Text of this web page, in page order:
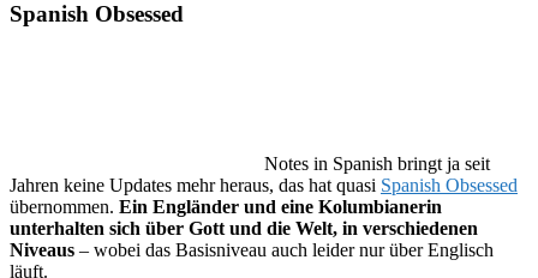
Spanish Obsessed
Notes in Spanish bringt ja seit
Jahren keine Updates mehr heraus, das hat quasi Spanish Obsessed
übernommen. Ein Engländer und eine Kolumbianerin
unterhalten sich über Gott und die Welt, in verschiedenen
Niveaus – wobei das Basisniveau auch leider nur über Englisch
läuft.